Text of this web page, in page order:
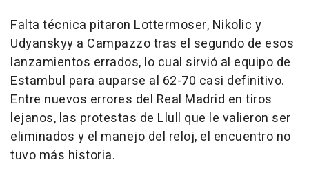
Falta técnica pitaron Lottermoser, Nikolic y
Udyanskyy a Campazzo tras el segundo de esos
lanzamientos errados, lo cual sirvió al equipo de
Estambul para auparse al 62-70 casi definitivo.
Entre nuevos errores del Real Madrid en tiros
lejanos, las protestas de Llull que le valieron ser
eliminados y el manejo del reloj, el encuentro no
tuvo más historia.